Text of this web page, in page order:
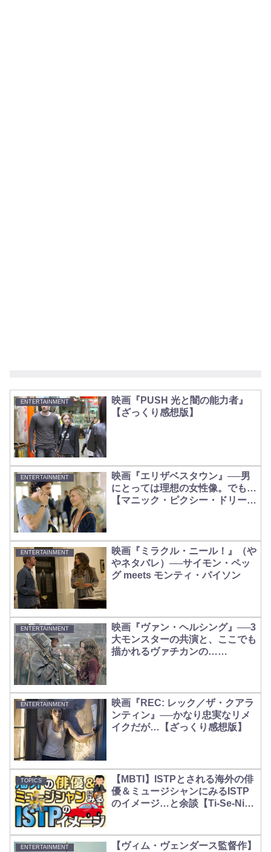
ENTERTAINMENT
映画『PUSH 光と闇の能力者』
【ざっくり感想版】
ENTERTAINMENT
映画『エリザベスタウン』──男
にとっては理想の女性像。でも…
【マニック・ピクシー・ドリー
ENTERTAINMENT
映画『ミラクル・ニール！』（や
やネタバレ）──サイモン・ペッ
グ meets モンティ・パイソン
ENTERTAINMENT
映画『ヴァン・ヘルシング』──3
大モンスターの共演と、ここでも
描かれるヴァチカンの……
ENTERTAINMENT
映画『REC: レック／ザ・クアラ
ンティン』──かなり忠実なリメ
イクだが…【ざっくり感想版】
TOPICS
【MBTI】ISTPとされる海外の俳
優＆ミュージシャンにみるISTP
のイメージ…と余談【Ti-Se-Ni-
ENTERTAINMENT 【ヴィム・ヴェンダース監督作】